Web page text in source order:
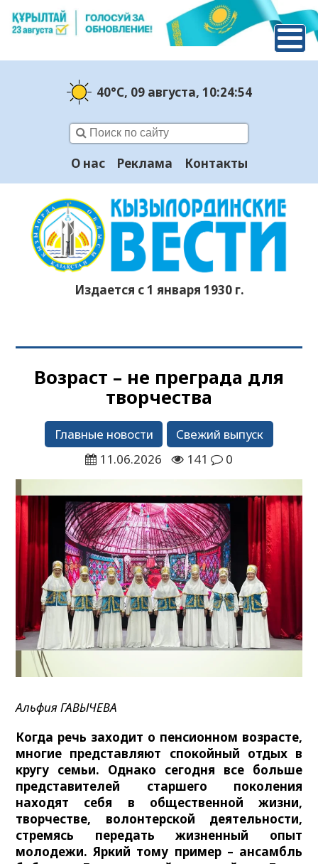
40°C, 09 августа, 10:24:55
О нас Реклама Контакты
Издается с 1 января 1930 г.
Возраст – не преграда для
творчества
Главные новости
Свежий выпуск
11.06.2026
141 0
Альфия ГАВЫЧЕВА
Когда речь заходит о пенсионном возрасте,
многие представляют спокойный отдых в
кругу семьи. Однако сегодня все больше
представителей старшего поколения
находят себя в общественной жизни,
творчестве, волонтерской деятельности,
стремясь передать жизненный опыт
молодежи. Яркий тому пример – ансамбль